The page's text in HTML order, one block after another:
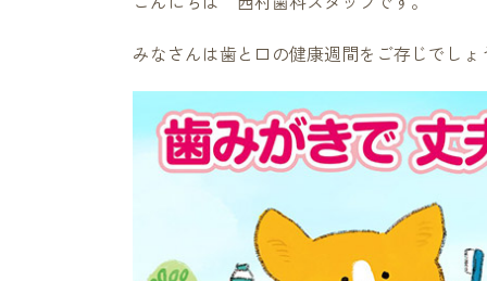
みなさんは歯と口の健康週間をご存じでしょ